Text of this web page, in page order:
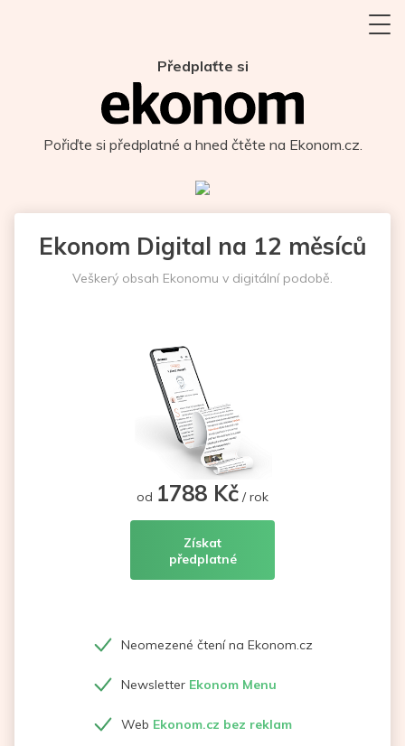
Předplaťte si
Pořiďte si předplatné a hned čtěte na Ekonom.cz.
Ekonom Digital na 12 měsíců
Veškerý obsah Ekonomu v digitální podobě.
od 1788 Kč / rok
Získat
předplatné
Neomezené čtení na Ekonom.cz
Newsletter Ekonom Menu
Web Ekonom.cz bez reklam